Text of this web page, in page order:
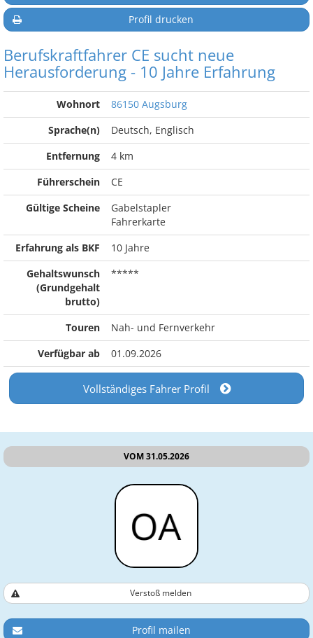
Profil drucken
Berufskraftfahrer CE sucht neue
Herausforderung - 10 Jahre Erfahrung
Wohnort
86150 Augsburg
Sprache(n)
Deutsch, Englisch
Entfernung
4 km
Führerschein
CE
Gültige Scheine
Gabelstapler
Fahrerkarte
Erfahrung als BKF
10 Jahre
Gehaltswunsch
(Grundgehalt
brutto)
*****
Touren
Nah- und Fernverkehr
Verfügbar ab
01.09.2026
Vollständiges Fahrer Profil
VOM 31.05.2026
Verstoß melden
Profil mailen